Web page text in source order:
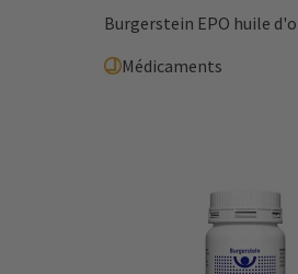
Burgerstein EPO huile
Médicaments